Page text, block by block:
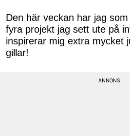
Den här veckan har jag
fyra projekt jag sett ute på
inspirerar mig extra mycket
gillar!